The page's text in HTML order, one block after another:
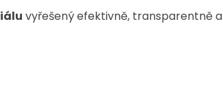
vyřešený efektivně, transparentně a